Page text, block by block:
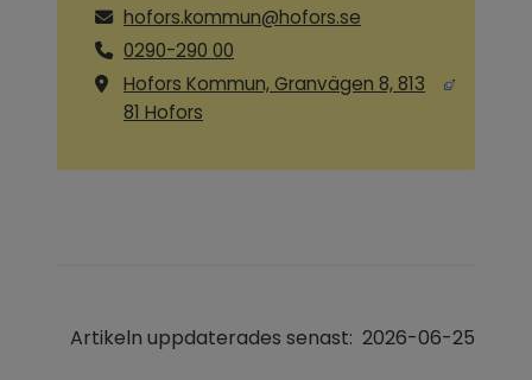
hofors.kommun@hofors.se
0290-290 00
Hofors Kommun, Granvägen 8, 813
81 Hofors
Artikeln uppdaterades senast: 2026-06-25